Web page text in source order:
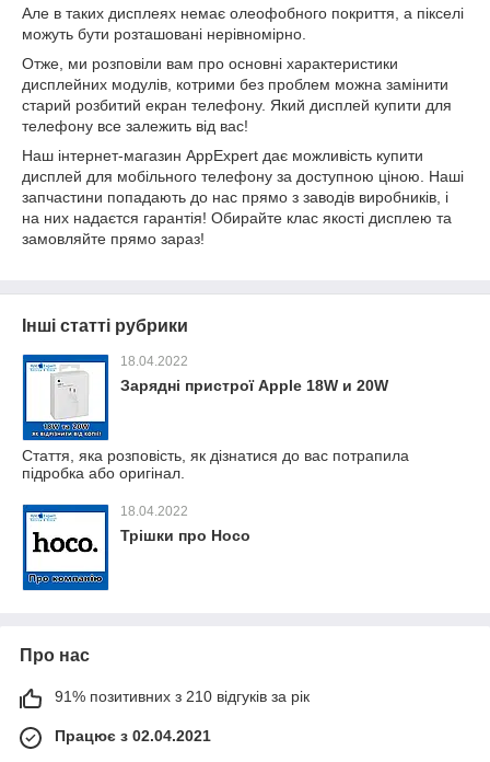
Але в таких дисплеях немає олеофобного покриття, а пікселі
можуть бути розташовані нерівномірно.
Отже, ми розповіли вам про основні характеристики
дисплейних модулів, котрими без проблем можна замінити
старий розбитий екран телефону. Який дисплей купити для
телефону все залежить від вас!
Наш інтернет-магазин AppExpert дає можливість купити
дисплей для мобільного телефону за доступною ціною. Наші
запчастини попадають до нас прямо з заводів виробників, і
на них надаєтся гарантія! Обирайте клас якості дисплею та
замовляйте прямо зараз!
Інші статті рубрики
18.04.2022
Зарядні пристрої Apple 18W и 20W
Стаття, яка розповість, як дізнатися до вас потрапила
підробка або оригінал.
18.04.2022
Трішки про Hoco
Про нас
91% позитивних з 210 відгуків за рік
Працює з 02.04.2021